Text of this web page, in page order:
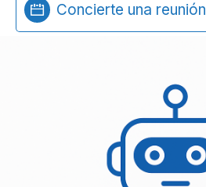
Concierte una reunión